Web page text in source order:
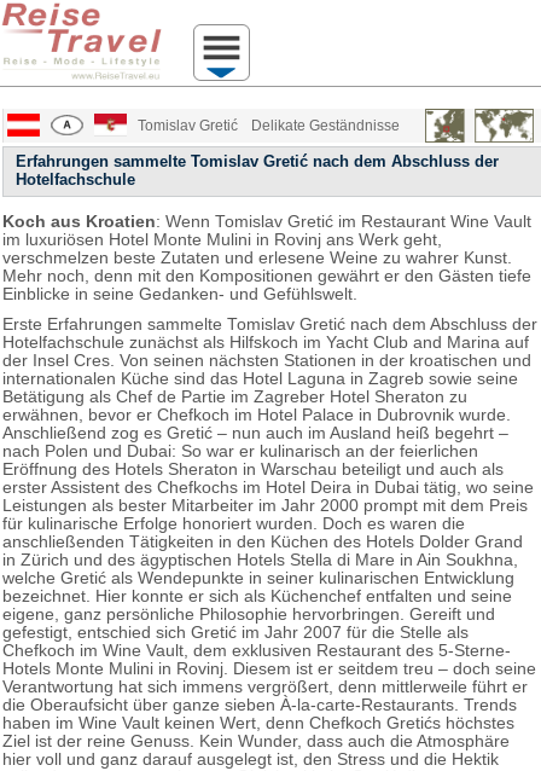
Tomislav Gretić Delikate Geständnisse
Erfahrungen sammelte Tomislav Gretić nach dem Abschluss der
Hotelfachschule
Koch aus Kroatien: Wenn Tomislav Gretić im Restaurant Wine Vault
im luxuriösen Hotel Monte Mulini in Rovinj ans Werk geht,
verschmelzen beste Zutaten und erlesene Weine zu wahrer Kunst.
Mehr noch, denn mit den Kompositionen gewährt er den Gästen tiefe
Einblicke in seine Gedanken- und Gefühlswelt.
Erste Erfahrungen sammelte Tomislav Gretić nach dem Abschluss der
Hotelfachschule zunächst als Hilfskoch im Yacht Club and Marina auf
der Insel Cres. Von seinen nächsten Stationen in der kroatischen und
internationalen Küche sind das Hotel Laguna in Zagreb sowie seine
Betätigung als Chef de Partie im Zagreber Hotel Sheraton zu
erwähnen, bevor er Chefkoch im Hotel Palace in Dubrovnik wurde.
Anschließend zog es Gretić – nun auch im Ausland heiß begehrt –
nach Polen und Dubai: So war er kulinarisch an der feierlichen
Eröffnung des Hotels Sheraton in Warschau beteiligt und auch als
erster Assistent des Chefkochs im Hotel Deira in Dubai tätig, wo seine
Leistungen als bester Mitarbeiter im Jahr 2000 prompt mit dem Preis
für kulinarische Erfolge honoriert wurden. Doch es waren die
anschließenden Tätigkeiten in den Küchen des Hotels Dolder Grand
in Zürich und des ägyptischen Hotels Stella di Mare in Ain Soukhna,
welche Gretić als Wendepunkte in seiner kulinarischen Entwicklung
bezeichnet. Hier konnte er sich als Küchenchef entfalten und seine
eigene, ganz persönliche Philosophie hervorbringen. Gereift und
gefestigt, entschied sich Gretić im Jahr 2007 für die Stelle als
Chefkoch im Wine Vault, dem exklusiven Restaurant des 5-Sterne-
Hotels Monte Mulini in Rovinj. Diesem ist er seitdem treu – doch seine
Verantwortung hat sich immens vergrößert, denn mittlerweile führt er
die Oberaufsicht über ganze sieben À-la-carte-Restaurants. Trends
haben im Wine Vault keinen Wert, denn Chefkoch Gretićs höchstes
Ziel ist der reine Genuss. Kein Wunder, dass auch die Atmosphäre
hier voll und ganz darauf ausgelegt ist, den Stress und die Hektik